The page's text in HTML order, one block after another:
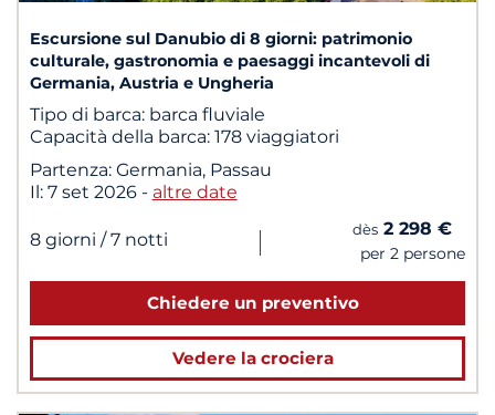
Escursione sul Danubio di 8 giorni: patrimonio
culturale, gastronomia e paesaggi incantevoli di
Germania, Austria e Ungheria
Tipo di barca: barca fluviale
Capacità della barca: 178 viaggiatori
Partenza: Germania, Passau
Il: 7 set 2026 - altre date
8 giorni / 7 notti | dès 2 298 €
per 2 persone
Chiedere un preventivo
Vedere la crociera